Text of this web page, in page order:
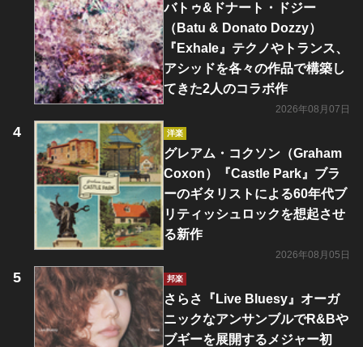
バトゥ&ドナート・ドジー
（Batu & Donato Dozzy）
『Exhale』テクノやトランス、
アシッドを各々の作品で構築し
てきた2人のコラボ作
2026年08月07日
洋楽
グレアム・コクソン（Graham
Coxon）『Castle Park』ブラ
ーのギタリストによる60年代ブ
リティッシュロックを想起させ
る新作
2026年08月05日
邦楽
さらさ『Live Bluesy』オーガ
ニックなアンサンブルでR&Bや
ブギーを展開するメジャー初